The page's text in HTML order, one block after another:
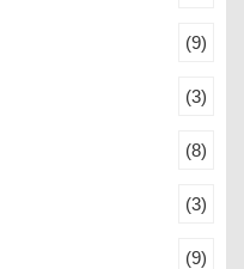
(9)
(3)
(8)
(3)
(9)